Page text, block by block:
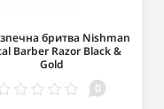
бритва Nishman
Barber Razor Black &
Gold
0